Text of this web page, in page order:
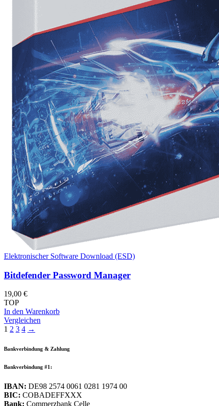
Elektronischer Software Download (ESD)
Bitdefender Password Manager
19,00 €
TOP
In den Warenkorb
Vergleichen
1 2 3 4 →
Bankverbindung & Zahlung
Bankverbindung #1:
IBAN: DE98 2574 0061 0281 1974 00
BIC: COBADEFFXXX
Bank: Commerzbank Celle